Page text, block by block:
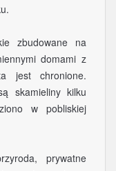
zbudowane na
domami z
jest chronione.
skamieliny kilku
w pobliskiej
prywatne